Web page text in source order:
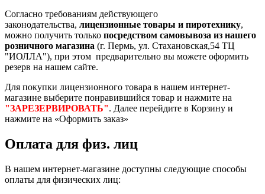
Согласно требованиям действующего
законодательства, лицензионные товары и пиротехнику,
можно получить только посредством самовывоза из нашего
розничного магазина (г. Пермь, ул. Стахановская,54 ТЦ
"ИОЛЛА"), при этом предварительно вы можете оформить
резерв на нашем сайте.
Для покупки лицензионного товара в нашем интернет-
магазине выберите понравившийся товар и нажмите на
"ЗАРЕЗЕРВИРОВАТЬ". Далее перейдите в Корзину и
нажмите на «Оформить заказ»
Оплата для физ. лиц
В нашем интернет-магазине доступны следующие способы
оплаты для физических лиц: